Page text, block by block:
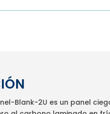
Blank-2U es un panel